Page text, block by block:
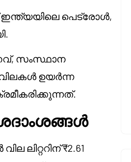
ന് ഇന്ത്യയിലെ പെട്രോൾ,
സംസ്ഥാന
ഉയർന്ന
ലിറ്ററിന് ₹2.61